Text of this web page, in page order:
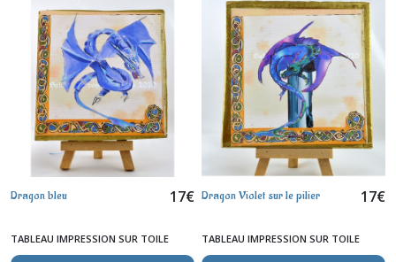
Dragon bleu 17€
TABLEAU IMPRESSION SUR TOILE
Dragon Violet sur le pilier 17€
TABLEAU IMPRESSION SUR TOILE